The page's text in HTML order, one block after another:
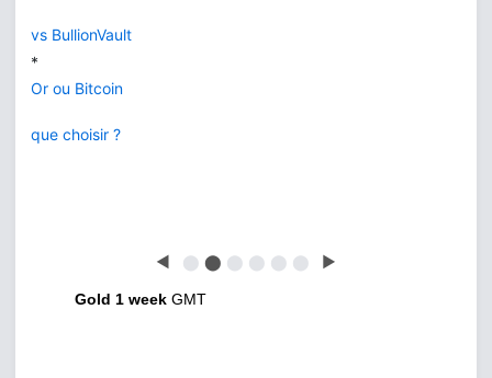
vs BullionVault
*
Or ou Bitcoin
que choisir ?
◀ ⬤ ⬤ ⬤ ⬤ ⬤ ⬤ ▶
Gold 1 week GMT